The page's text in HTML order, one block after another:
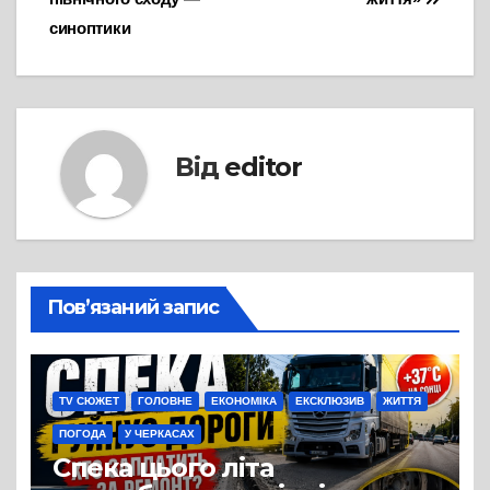
синоптики
Від editor
Пов’язаний запис
TV СЮЖЕТ ГОЛОВНЕ ЕКОНОМІКА ЕКСКЛЮЗИВ ЖИТТЯ
ПОГОДА У ЧЕРКАСАХ
Спека цього літа